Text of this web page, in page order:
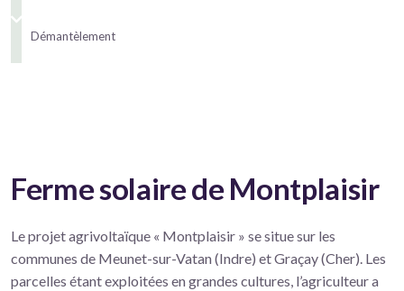
Démantèlement
Ferme solaire de Montplaisir
Le projet agrivoltaïque « Montplaisir » se situe sur les
communes de Meunet-sur-Vatan (Indre) et Graçay (Cher). Les
parcelles étant exploitées en grandes cultures, l’agriculteur a